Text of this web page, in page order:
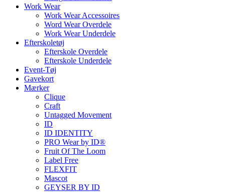
Work Wear
Work Wear Accessoires
Word Wear Overdele
Work Wear Underdele
Efterskoletøj
Efterskole Overdele
Efterskole Underdele
Event-Tøj
Gavekort
Mærker
Clique
Craft
Untagged Movement
ID
ID IDENTITY
PRO Wear by ID®
Fruit Of The Loom
Label Free
FLEXFIT
Mascot
GEYSER BY ID